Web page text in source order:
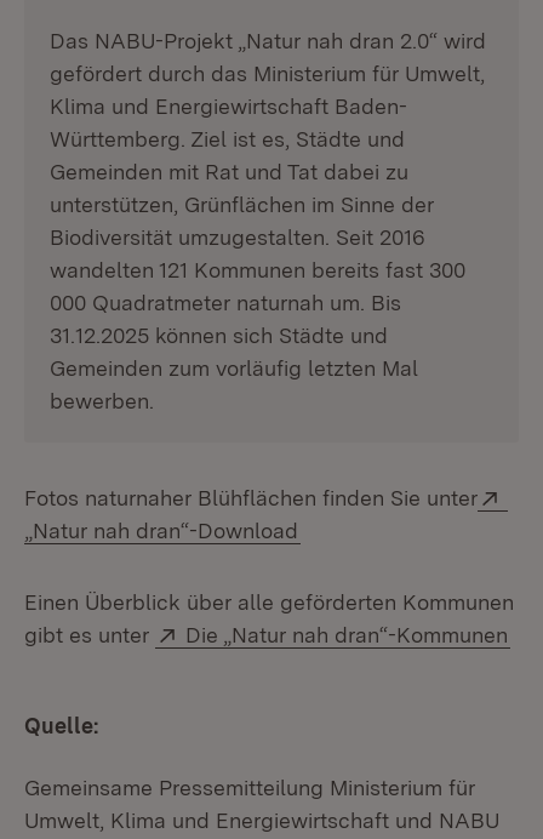
Das NABU-Projekt „Natur nah dran 2.0“ wird
gefördert durch das Ministerium für Umwelt,
Klima und Energiewirtschaft Baden-
Württemberg. Ziel ist es, Städte und
Gemeinden mit Rat und Tat dabei zu
unterstützen, Grünflächen im Sinne der
Biodiversität umzugestalten. Seit 2016
wandelten 121 Kommunen bereits fast 300
000 Quadratmeter naturnah um. Bis
31.12.2025 können sich Städte und
Gemeinden zum vorläufig letzten Mal
bewerben.
Fotos naturnaher Blühflächen finden Sie unter
„Natur nah dran“-Download
Einen Überblick über alle geförderten Kommunen
gibt es unter
Extern:
Die „Natur nah dran“-Kommunen
Quelle:
Gemeinsame Pressemitteilung Ministerium für
Umwelt, Klima und Energiewirtschaft und NABU